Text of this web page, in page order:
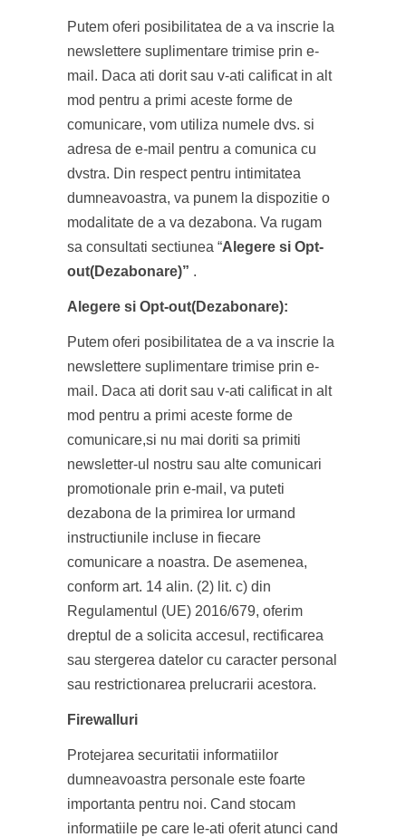
Putem oferi posibilitatea de a va inscrie la
newslettere suplimentare trimise prin e-
mail. Daca ati dorit sau v-ati calificat in alt
mod pentru a primi aceste forme de
comunicare, vom utiliza numele dvs. si
adresa de e-mail pentru a comunica cu
dvstra. Din respect pentru intimitatea
dumneavoastra, va punem la dispozitie o
modalitate de a va dezabona. Va rugam
sa consultati sectiunea “Alegere si Opt-
out(Dezabonare)” .
Alegere si Opt-out(Dezabonare):
Putem oferi posibilitatea de a va inscrie la
newslettere suplimentare trimise prin e-
mail. Daca ati dorit sau v-ati calificat in alt
mod pentru a primi aceste forme de
comunicare,si nu mai doriti sa primiti
newsletter-ul nostru sau alte comunicari
promotionale prin e-mail, va puteti
dezabona de la primirea lor urmand
instructiunile incluse in fiecare
comunicare a noastra. De asemenea,
conform art. 14 alin. (2) lit. c) din
Regulamentul (UE) 2016/679, oferim
dreptul de a solicita accesul, rectificarea
sau stergerea datelor cu caracter personal
sau restrictionarea prelucrarii acestora.
Firewalluri
Protejarea securitatii informatiilor
dumneavoastra personale este foarte
importanta pentru noi. Cand stocam
informatiile pe care le-ati oferit atunci cand